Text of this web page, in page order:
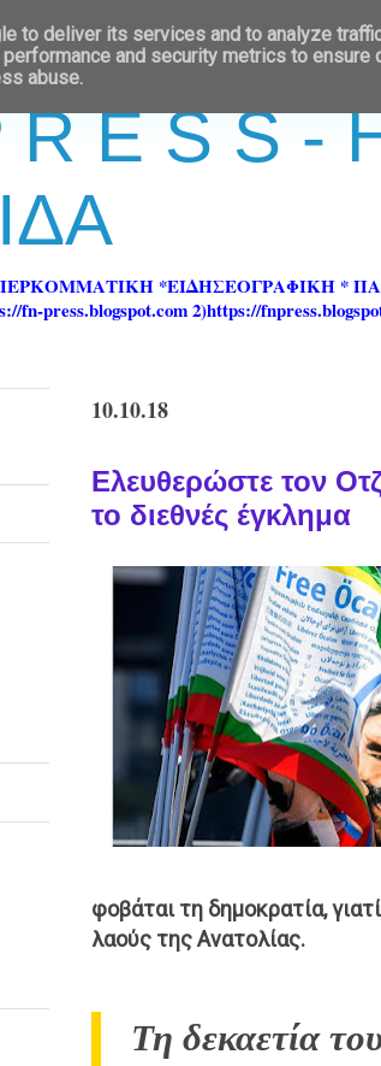
R E S S
*ΕΙΔΗΣΕΟΓΡΑΦΙΚΗ *
2)https://
10.10.18
Ελευθερώστε τον
το διεθνές έγκλημα
φοβάται τη δημοκρατία,
λαούς της Ανατολίας.
Τη δεκαετία
to deliver its services and to analyze
and security metrics to
abuse.